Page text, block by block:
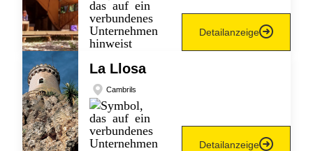
Detailanzeige
La Llosa
Cambrils
Detailanzeige